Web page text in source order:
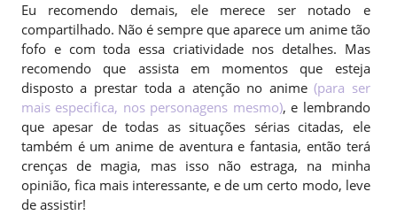
Eu recomendo demais, ele merece ser notado e
compartilhado. Não é sempre que aparece um anime tão
fofo e com toda essa criatividade nos detalhes. Mas
recomendo que assista em momentos que esteja
disposto a prestar toda a atenção no anime(para ser
mais especifica, nos personagens mesmo), e lembrando
que apesar de todas as situações sérias citadas, ele
também é um anime de aventura e fantasia, então terá
crenças de magia, mas isso não estraga, na minha
opinião, fica mais interessante, e de um certo modo, leve
de assistir!